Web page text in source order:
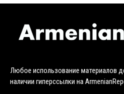
Любое использование материалов
наличии гиперссылки на